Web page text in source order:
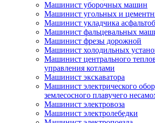
Машинист уборочных машин
Машинист угольных и
Машинист укладчика
Машинист фальцевальных
Машинист фрезы дорожной
Машинист холодильных
Машинист центрального
управления котлами
Машинист экскаватора
Машинист электрического
землесосного плавучего
Машинист электровоза
Машинист электролебедки